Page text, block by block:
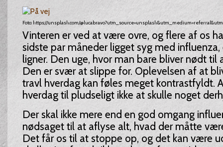
Foto: https://unsplash.com/
Vinteren er ved at være ovre, og flere af os
sidste par måneder ligget syg med
ligner. Den uge, hvor man bare bliver nødt til
Den er svær at slippe for. Oplevelsen af at
travl hverdag kan føles meget kontrastfyldt.
hverdag til pludseligt ikke at skulle noget
Der skal ikke mere end en god omgang
nødsaget til at aflyse alt, hvad der måtte
Det får os til at stoppe op, og det kan være